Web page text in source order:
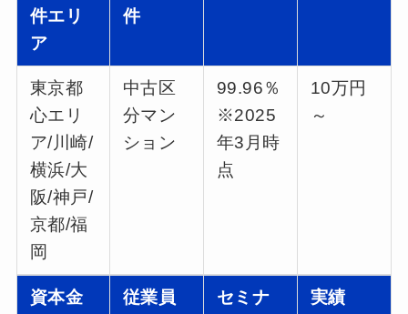
件エリ
ア
件
東京都
心エリ
ア/川崎/
横浜/大
阪/神戸/
京都/福
岡
中古区
分マン
ション
99.96％
※2025
年3月時
点
10万円
～
資本金
従業員
セミナ
実績